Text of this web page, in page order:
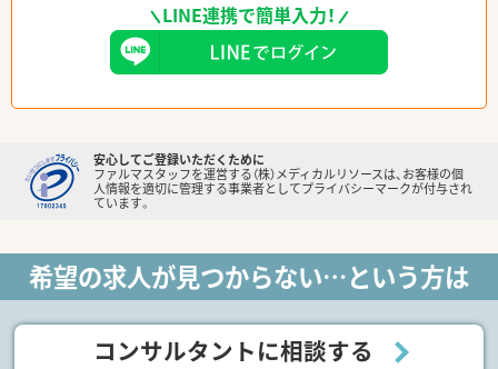
LINE連携で簡単入力！
安心してご登録いただくために
ファルマスタッフを運営する（株）メディカルリソースは、お客様の個
人情報を適切に管理する事業者としてプライバシーマークが付与され
ています。
希望の求人が見つからない…という方は
コンサルタントに相談する